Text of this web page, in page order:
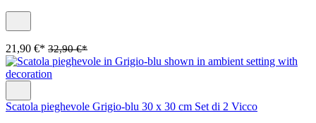
21,90 €* 32,90 €*
Scatola pieghevole Grigio-blu 30 x 30 cm Set di 2 Vicco